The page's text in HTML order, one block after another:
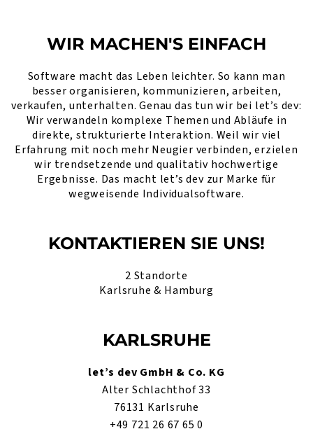
WIR MACHEN'S EINFACH
Software macht das Leben leichter. So kann man
besser organisieren, kommunizieren, arbeiten,
verkaufen, unterhalten. Genau das tun wir bei let’s dev:
Wir verwandeln komplexe Themen und Abläufe in
direkte, strukturierte Interaktion. Weil wir viel
Erfahrung mit noch mehr Neugier verbinden, erzielen
wir trendsetzende und qualitativ hochwertige
Ergebnisse. Das macht let’s dev zur Marke für
wegweisende Individualsoftware.
KONTAKTIEREN SIE UNS!
2 Standorte
Karlsruhe & Hamburg
KARLSRUHE
let’s dev GmbH & Co. KG
Alter Schlachthof 33
76131 Karlsruhe
+49 721 26 67 65 0